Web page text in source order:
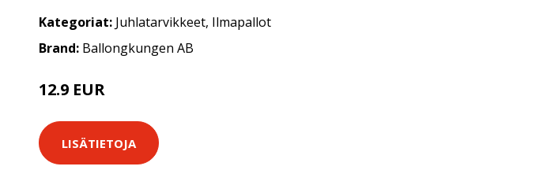
Kategoriat: Juhlatarvikkeet, Ilmapallot
Brand: Ballongkungen AB
12.9 EUR
LISÄTIETOJA